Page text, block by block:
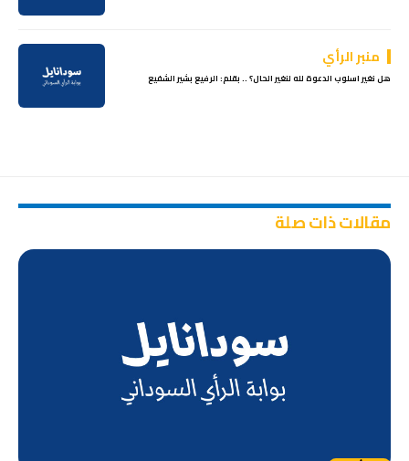
منبر الرأي
هل نغير اسلوب الدعوة لله لنغير الحال؟ .. بقلم: الرفيع بشير الشفيع
مقالات ذات صلة